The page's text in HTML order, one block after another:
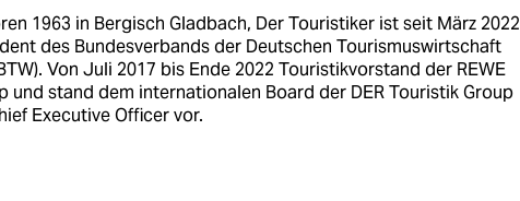
1963 in Bergisch Gladbach, Der Touristiker ist seit März 2022
des Bundesverbands der Deutschen Tourismuswirtschaft
Von Juli 2017 bis Ende 2022 Touristikvorstand der REWE
und stand dem internationalen Board der DER Touristik Group
Executive Officer vor.